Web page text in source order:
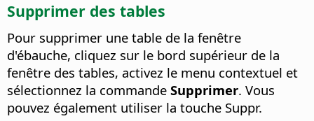
Supprimer des tables
Pour supprimer une table de la fenêtre
d'ébauche, cliquez sur le bord supérieur de la
fenêtre des tables, activez le menu contextuel et
sélectionnez la commande Supprimer. Vous
pouvez également utiliser la touche Suppr.